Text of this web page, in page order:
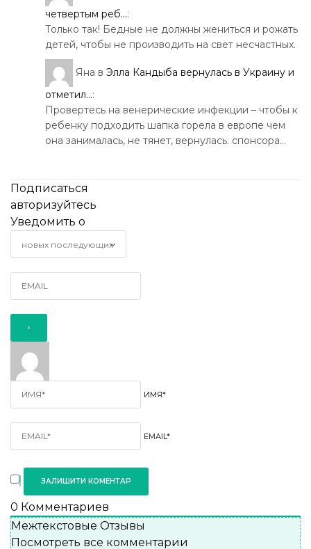
четвертым реб...:
Только так! Бедные не должны жениться и рожать
детей, чтобы не производить на свет несчастных.
Яна в Элла Кандыба вернулась в Украину и
отметил...:
Провертесь на венерические инфекции – чтобы к
ребенку подходить шапка горела в европе чем
она занималась, не тянет, вернулась. спонсора…
Подписаться
авторизуйтесь
Уведомить о
ИМЯ*
EMAIL*
0 Комментариев
Межтекстовые Отзывы
Посмотреть все комментарии